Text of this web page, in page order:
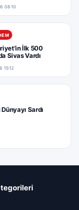
08:10
İlk 500
Sivas Vardı
15:12
Sardı